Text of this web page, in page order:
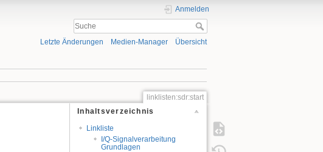
Anmelden
Letzte Änderungen Medien-Manager Übersicht
linklisten:sdr:start
Inhaltsverzeichnis
Linkliste
I/Q-Signalverarbeitung
Grundlagen